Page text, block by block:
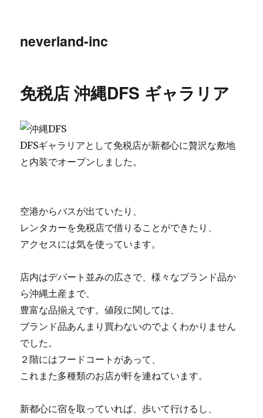
neverland-inc
免税店 沖縄DFS ギャラリア
DFSギャラリアとして免税店が新都心に贅沢な敷地
と内装でオープンしました。
空港からバスが出ていたり、
レンタカーを免税店で借りることができたり、
アクセスには気を使っています。
店内はデパート並みの広さで、様々なブランド品か
ら沖縄土産まで、
豊富な品揃えです。値段に関しては、
ブランド品あんまり買わないのでよくわかりません
でした。
２階にはフードコートがあって、
これまた多種類のお店が軒を連ねています。
新都心に宿を取っていれば、歩いて行けるし、